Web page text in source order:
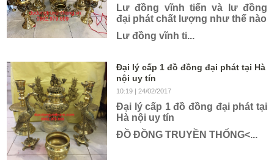
Lư đồng vĩnh tiến và lư đồng
đại phát chất lượng như thế nào
Lư đồng vĩnh ti...
Đại lý cấp 1 đồ đồng đại phát tại Hà
nội uy tín
10:19| 24/02/2017
Đại lý cấp 1 đồ đồng đại phát tại
Hà nội uy tín
ĐỒ ĐỒNG TRUYỀN THỐNG<...